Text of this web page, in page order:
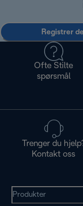
Registrer
Ofte Stilte
spørsmål
Trenger du
Kontakt oss
Produkter